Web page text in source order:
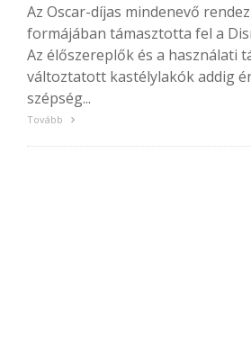
Az Oscar-díjas mindenevő
formájában támasztotta fel a
Az élőszereplők és a használati
változtatott kastélylakók addig
szépség...
Tovább